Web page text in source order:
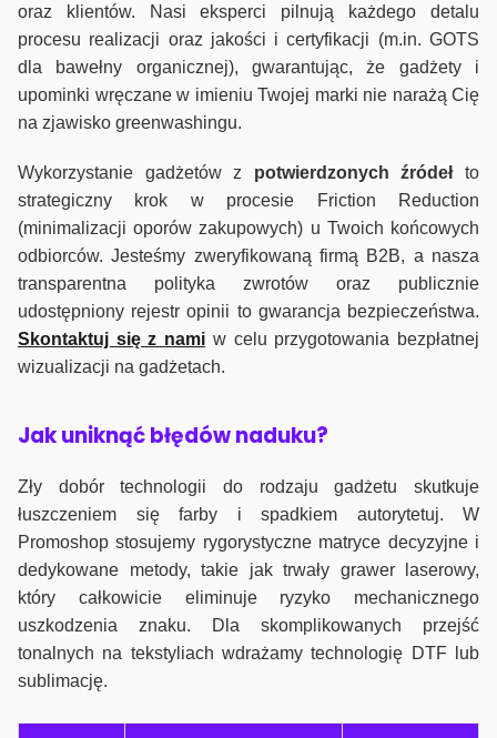
oraz klientów. Nasi eksperci pilnują każdego detalu
procesu realizacji oraz jakości i certyfikacji (m.in. GOTS
dla bawełny organicznej), gwarantując, że gadżety i
upominki wręczane w imieniu Twojej marki nie narażą Cię
na zjawisko greenwashingu.
Wykorzystanie gadżetów z potwierdzonych źródełto
strategiczny krok w procesie Friction Reduction
(minimalizacji oporów zakupowych) u Twoich końcowych
odbiorców. Jesteśmy zweryfikowaną firmą B2B, a nasza
transparentna polityka zwrotów oraz publicznie
udostępniony rejestr opinii to gwarancja bezpieczeństwa.
Skontaktuj się z nami w celu przygotowania bezpłatnej
wizualizacji na gadżetach.
Jak uniknąć błędów naduku?
Zły dobór technologii do rodzaju gadżetu skutkuje
łuszczeniem się farby i spadkiem autorytetuj. W
Promoshop stosujemy rygorystyczne matryce decyzyjne i
dedykowane metody, takie jak trwały grawer laserowy,
który całkowicie eliminuje ryzyko mechanicznego
uszkodzenia znaku. Dla skomplikowanych przejść
tonalnych na tekstyliach wdrażamy technologię DTF lub
sublimację.